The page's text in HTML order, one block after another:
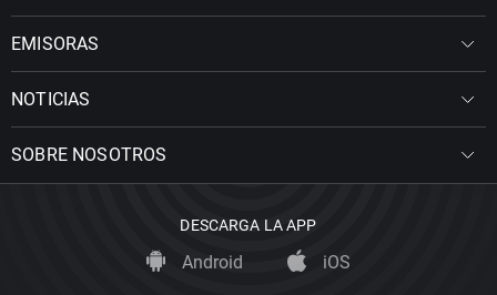
EMISORAS
NOTICIAS
SOBRE NOSOTROS
DESCARGA LA APP
Android iOS